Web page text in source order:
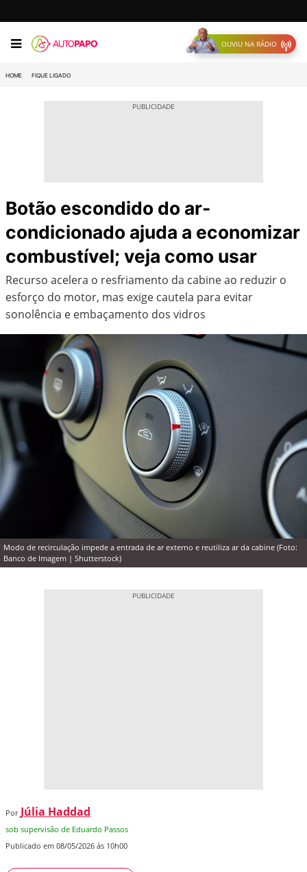
OUVIU NA RÁDIO
HOME FIQUE LIGADO
Botão escondido do ar-
condicionado ajuda a economizar
combustível; veja como usar
Recurso acelera o resfriamento da cabine ao reduzir o
esforço do motor, mas exige cautela para evitar
sonolência e embaçamento dos vidros
Modo de recirculação impede a entrada de ar externo e reutiliza ar da cabine (Foto:
Banco de Imagem | Shutterstock)
Por Júlia Haddad
sob supervisão de Eduardo Passos
Publicado em 08/05/2026 às 10h00